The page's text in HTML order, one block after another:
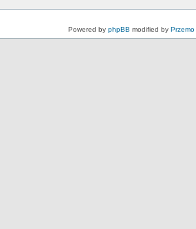
Powered by phpBB modified by Przemo